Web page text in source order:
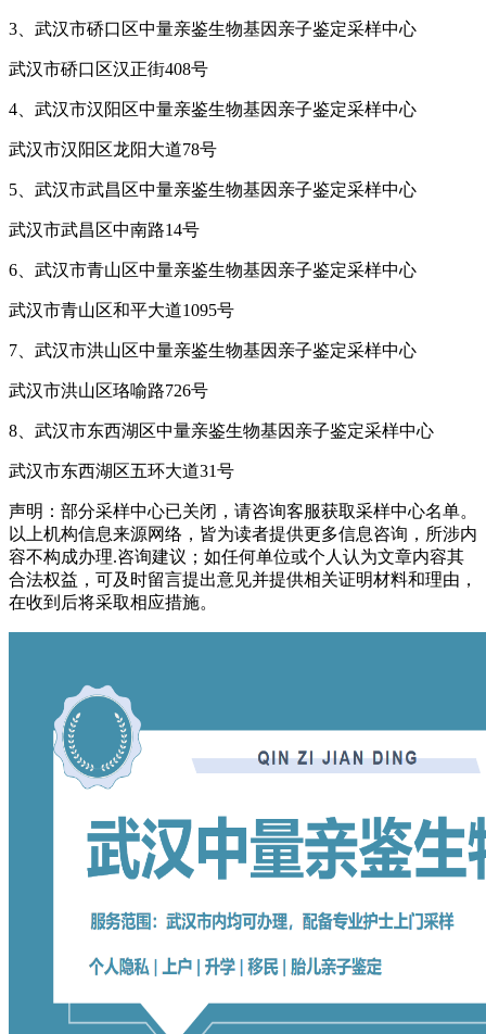
3、武汉市硚口区中量亲鉴生物基因亲子鉴定采样中心
武汉市硚口区汉正街408号
4、武汉市汉阳区中量亲鉴生物基因亲子鉴定采样中心
武汉市汉阳区龙阳大道78号
5、武汉市武昌区中量亲鉴生物基因亲子鉴定采样中心
武汉市武昌区中南路14号
6、武汉市青山区中量亲鉴生物基因亲子鉴定采样中心
武汉市青山区和平大道1095号
7、武汉市洪山区中量亲鉴生物基因亲子鉴定采样中心
武汉市洪山区珞喻路726号
8、武汉市东西湖区中量亲鉴生物基因亲子鉴定采样中心
武汉市东西湖区五环大道31号
声明：部分采样中心已关闭，请咨询客服获取采样中心名单。
以上机构信息来源网络，皆为读者提供更多信息咨询，所涉内
容不构成办理.咨询建议；如任何单位或个人认为文章内容其
合法权益，可及时留言提出意见并提供相关证明材料和理由，
在收到后将采取相应措施。